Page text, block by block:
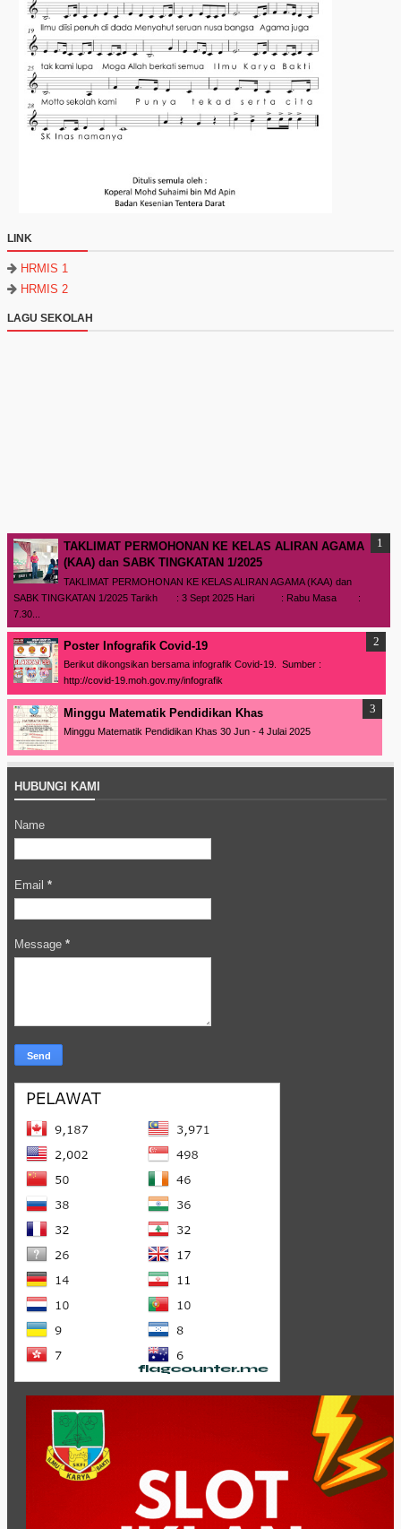
LINK
HRMIS 1
HRMIS 2
LAGU SEKOLAH
TAKLIMAT PERMOHONAN KE KELAS ALIRAN AGAMA
(KAA) dan SABK TINGKATAN 1/2025
TAKLIMAT PERMOHONAN KE KELAS ALIRAN AGAMA (KAA) dan
SABK TINGKATAN 1/2025 Tarikh : 3 Sept 2025 Hari : Rabu Masa :
7.30...
Poster Infografik Covid-19
Berikut dikongsikan bersama infografik Covid-19. Sumber :
http://covid-19.moh.gov.my/infografik
Minggu Matematik Pendidikan Khas
Minggu Matematik Pendidikan Khas 30 Jun - 4 Julai 2025
HUBUNGI KAMI
Name
Email *
Message *